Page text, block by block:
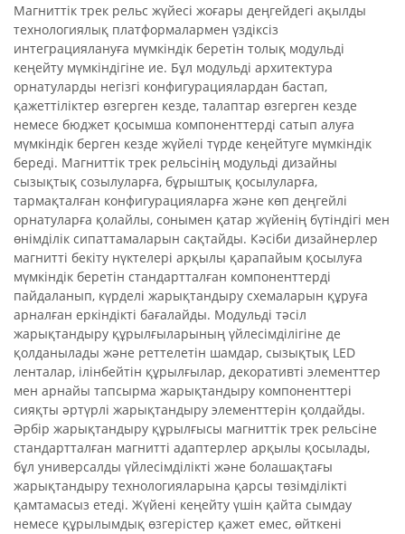
Магниттік трек рельс жүйесі жоғары деңгейдегі ақылды
технологиялық платформалармен үздіксіз
интеграциялануға мүмкіндік беретін толық модульді
кеңейту мүмкіндігіне ие. Бұл модульді архитектура
орнатуларды негізгі конфигурациялардан бастап,
қажеттіліктер өзгерген кезде, талаптар өзгерген кезде
немесе бюджет қосымша компоненттерді сатып алуға
мүмкіндік берген кезде жүйелі түрде кеңейтуге мүмкіндік
береді. Магниттік трек рельсінің модульді дизайны
сызықтық созылуларға, бұрыштық қосылуларға,
тармақталған конфигурацияларға және көп деңгейлі
орнатуларға қолайлы, сонымен қатар жүйенің бүтіндігі мен
өнімділік сипаттамаларын сақтайды. Кәсіби дизайнерлер
магнитті бекіту нүктелері арқылы қарапайым қосылуға
мүмкіндік беретін стандартталған компоненттерді
пайдаланып, күрделі жарықтандыру схемаларын құруға
арналған еркіндікті бағалайды. Модульді тәсіл
жарықтандыру құрылғыларының үйлесімділігіне де
қолданылады және реттелетін шамдар, сызықтық LED
ленталар, ілінбейтін құрылғылар, декоративті элементтер
мен арнайы тапсырма жарықтандыру компоненттері
сияқты әртүрлі жарықтандыру элементтерін қолдайды.
Әрбір жарықтандыру құрылғысы магниттік трек рельсіне
стандартталған магнитті адаптерлер арқылы қосылады,
бұл универсалды үйлесімділікті және болашақтағы
жарықтандыру технологияларына қарсы төзімділікті
қамтамасыз етеді. Жүйені кеңейту үшін қайта сымдау
немесе құрылымдық өзгерістер қажет емес, өйткені